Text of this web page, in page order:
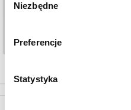
zgody
Niezbędne
Preferencje
Statystyka